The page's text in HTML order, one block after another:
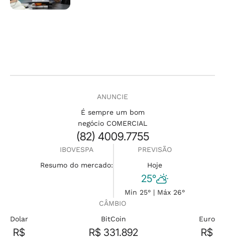
ANUNCIE
É sempre um bom
negócio COMERCIAL
(82) 4009.7755
IBOVESPA
Resumo do mercado:
PREVISÃO
Hoje
25°
Min 25° | Máx 26°
CÂMBIO
Dolar
R$
BitCoin
R$ 331.892
Euro
R$